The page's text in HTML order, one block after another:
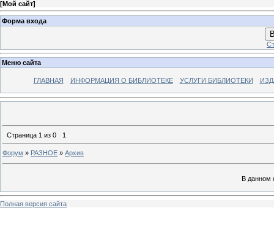
[Мой сайт]
Форма входа
Меню сайта
ГЛАВНАЯ ИНФОРМАЦИЯ О БИБЛИОТЕКЕ УСЛУГИ БИБЛИОТЕКИ
Страница 1 из 0 1
Форум » РАЗНОЕ » Архив
В данном
Полная версия сайта